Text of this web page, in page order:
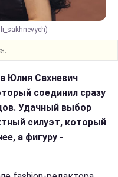
Юлия Сахневич
соединил сразу
Удачный выбор
силуэт, который
а фигуру -